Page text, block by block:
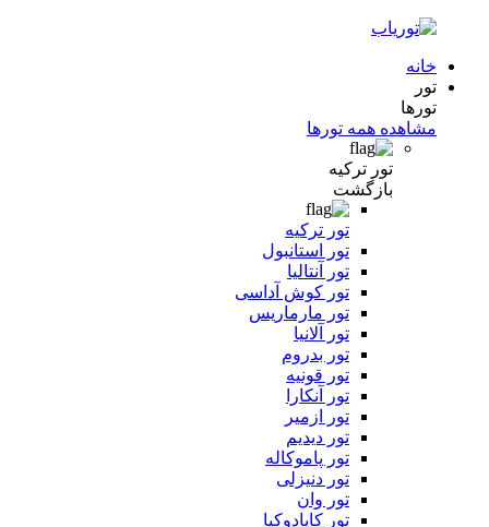
خانه
تور
تورها
مشاهده همه تورها
تور ترکیه
بازگشت
تور ترکیه
تور استانبول
تور آنتالیا
تور کوش آداسی
تور مارماریس
تور آلانیا
تور بدروم
تور قونیه
تور آنکارا
تور ازمیر
تور دیدیم
تور پاموکاله
تور دنیزلی
تور وان
تور کاپادوکیا